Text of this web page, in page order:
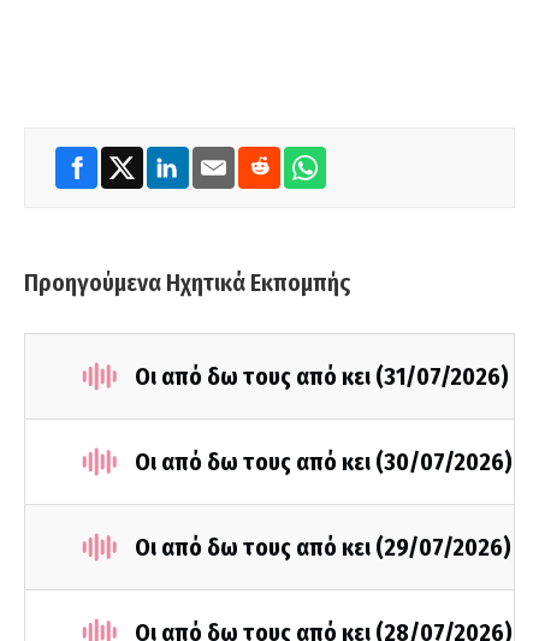
Προηγούμενα Ηχητικά Εκπομπής
Οι από δω τους από κει (31/07/2026)
Οι από δω τους από κει (30/07/2026)
Οι από δω τους από κει (29/07/2026)
Οι από δω τους από κει (28/07/2026)